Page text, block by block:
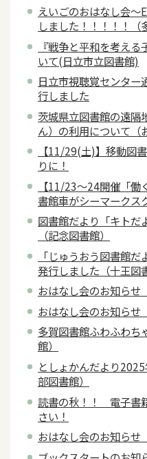
えいごのおはなし会
しました！！！！！（
『戦争と平和を考え
いて(日立市立図書館)
日立市視聴覚センター
行しました
茨城県立図書館の遠隔
ん）の利用について（
【11/29(土)】移動図
りに！
【11/23～24開催「
書館車がシーマークス
図書館だより「キトだ
（記念図書館）
「じゅうおう図書館
発行しました（十王図
おはなし会のお知らせ
おはなし会のお知らせ
多賀図書館ふわふわ
館）
としょかんだより
部図書館）
読書の秋！！ 電子書
さい！
おはなし会のお知らせ